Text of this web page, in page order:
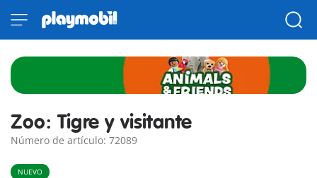
Zoo: Tigre y visitante
Número de artículo: 72089
NUEVO